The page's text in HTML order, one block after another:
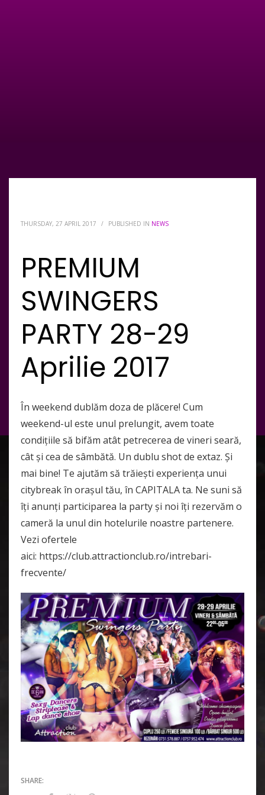
THURSDAY, 27 APRIL 2017 / PUBLISHED IN NEWS
PREMIUM
SWINGERS
PARTY 28-29
Aprilie 2017
În weekend dublăm doza de plăcere! Cum
weekend-ul este unul prelungit, avem toate
condițiile să bifăm atât petrecerea de vineri seară,
cât și cea de sâmbătă. Un dublu shot de extaz. Și
mai bine! Te ajutăm să trăiești experiența unui
citybreak în orașul tău, în CAPITALA ta. Ne suni să
îți anunți participarea la party și noi îți rezervăm o
cameră la unul din hotelurile noastre partenere.
Vezi ofertele
aici: https://club.attractionclub.ro/intrebari-
frecvente/